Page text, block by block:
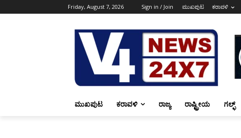
Friday, August 7, 2026 Sign in / Join ಮುಖಪುಟ ಕರಾವಳಿ
ಮುಖಪುಟ ಕರಾವಳಿ ರಾಜ್ಯ ರಾಷ್ಟ್ರೀಯ ಗಲ್ಫ್